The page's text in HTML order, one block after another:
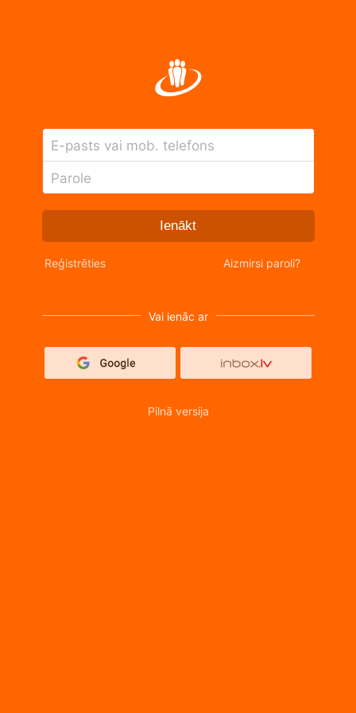
E-pasts vai mob. telefons
Parole
Ienākt
Reģistrēties Aizmirsi paroli?
Vai ienāc ar
Pilnā versija